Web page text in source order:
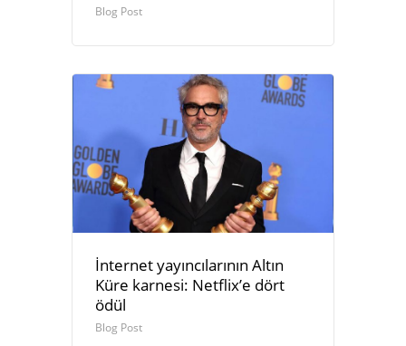
Blog Post
İnternet yayıncılarının Altın
Küre karnesi: Netflix’e dört
ödül
Blog Post